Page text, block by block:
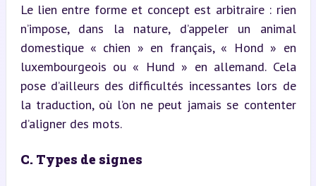
Le lien entre forme et concept est arbitraire : rien
n’impose, dans la nature, d’appeler un animal
domestique « chien » en français, « Hond » en
luxembourgeois ou « Hund » en allemand. Cela
pose d’ailleurs des difficultés incessantes lors de
la traduction, où l’on ne peut jamais se contenter
d’aligner des mots.
C. Types de signes